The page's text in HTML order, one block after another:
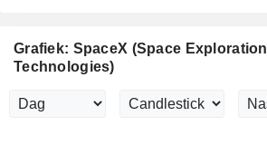
Grafiek: SpaceX (Space Exploration
Technologies)